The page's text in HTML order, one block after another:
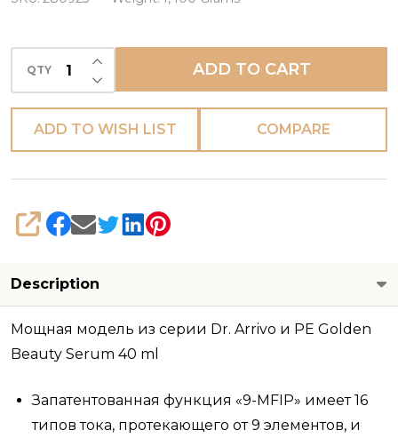
QTY DECREASE QUANTITY OF UNDEFINED
INCREASE QUANTITY OF UNDEFINED
ADD TO CART
ADD TO WISH LIST COMPARE
SHARE
Description
Мощная модель из серии Dr. Arrivo и PE Golden
Beauty Serum 40 ml
Запатентованная функция «9-MFIP» имеет 16
типов тока, протекающего от 9 элементов, и